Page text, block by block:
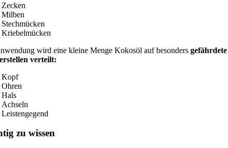
Zecken
Milben
Stechmücken
Kriebelmücken
wird eine kleine Menge Kokosöl auf besonders gefährdete
verteilt:
Kopf
Ohren
Hals
Achseln
Leistengegend
zu wissen